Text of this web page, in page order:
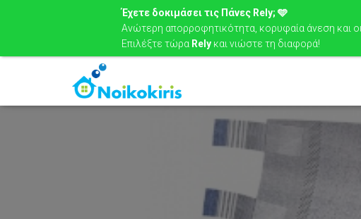
Έχετε δοκιμάσει τις Πάνες Rely; 🩵
Ανώτερη απορροφητικότητα, κορυφαία άνεση και
Επιλέξτε τώρα Rely και νιώστε τη διαφορά!